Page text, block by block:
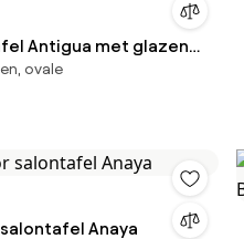
Antigua met glazen
ovale
Anaya